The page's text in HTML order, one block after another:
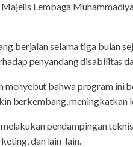
Lembaga
berjalan selama tiga bulan
penyandang disabilitas
bahwa program ini
berkembang, meningkatkan
pendampingan
dan lain-lain.